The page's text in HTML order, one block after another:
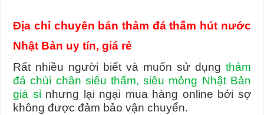
Địa chỉ chuyên bán thảm đá thấm hút nước
Nhật Bản uy tín, giá rẻ
Rất nhiều người biết và muốn sử dụng thảm
đá chùi chân siêu thấm, siêu mỏng Nhật Bản
giá sỉnhưng lại ngại mua hàng online bởi sợ
không được đảm bảo vận chuyển.